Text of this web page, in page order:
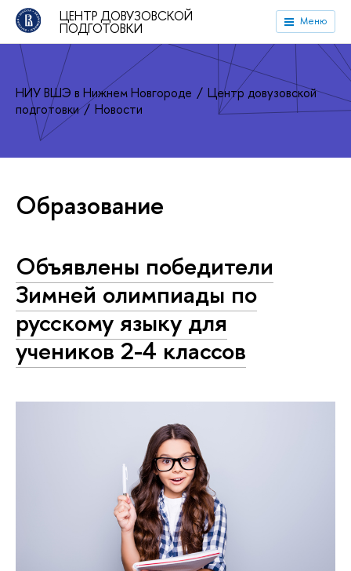
ЦЕНТР ДОВУЗОВСКОЙ
ПОДГОТОВКИ Меню
НИУ ВШЭ в Нижнем Новгороде
Центр довузовской
подготовки
Новости
Образование
Объявлены победители
Зимней олимпиады по
русскому языку для
учеников 2-4 классов